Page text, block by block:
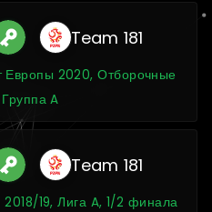
Team 181
Европы 2020, Отборочные
A
Team 181
19, Лига A, 1/2 финала